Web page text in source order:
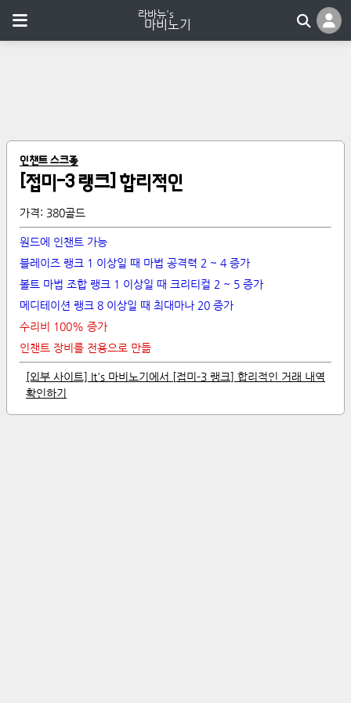
인챈트 스크롤
[접미 -3 랭크]합리적인
가격: 380골드
원드에 인챈트 가능
블레이즈 랭크 1 이상일 때 마법 공격력 2 ~ 4 증가
볼트 마법 조합 랭크 1 이상일 때 크리티컬 2 ~ 5 증가
메디테이션 랭크 8 이상일 때 최대마나 20 증가
수리비 100% 증가
인챈트 장비를 전용으로 만듦
[외부 사이트] It's 마비노기에서 [접미 -3 랭크] 합리적인
거래 내역
확인하기